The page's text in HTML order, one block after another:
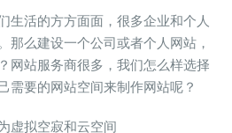
何
选
择
网
站
空
间？
生活的方方面面，很多企业和个人
那么建设一个公司或者个人网站，
网站服务商很多，我们怎么样选择
需要的网站空间来制作网站呢？
虚拟空寂和云空间